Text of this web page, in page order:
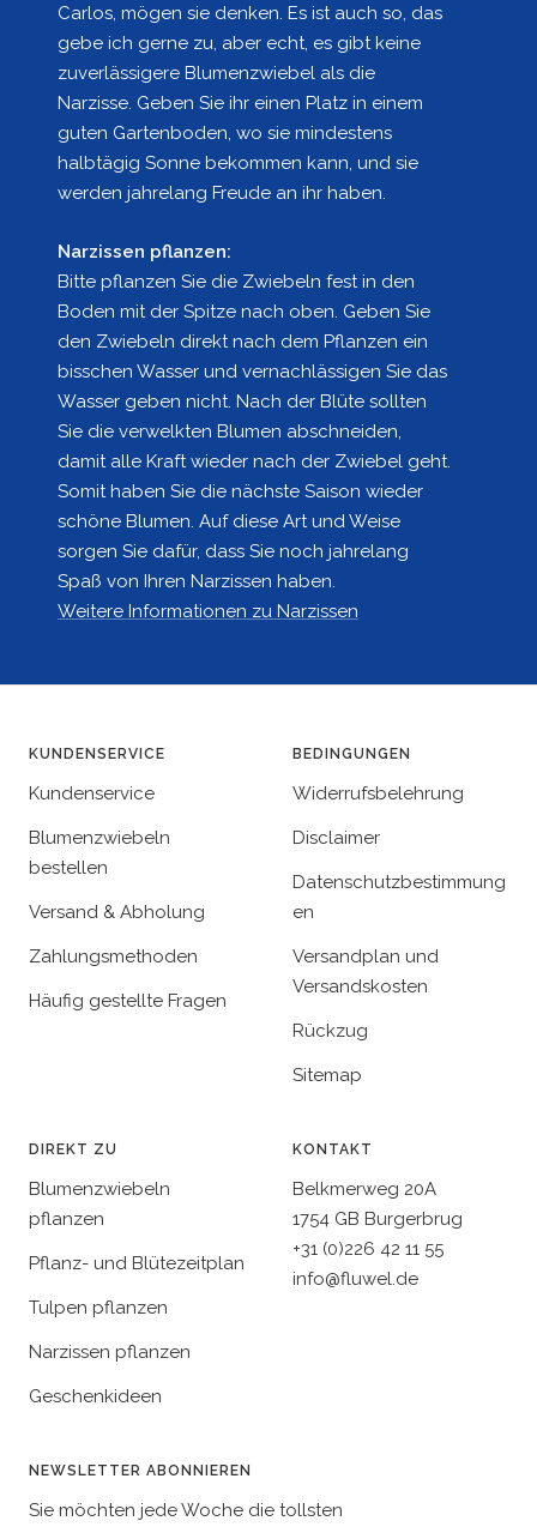
Carlos, mögen sie denken. Es ist auch so, das
gebe ich gerne zu, aber echt, es gibt keine
zuverlässigere Blumenzwiebel als die
Narzisse. Geben Sie ihr einen Platz in einem
guten Gartenboden, wo sie mindestens
halbtägig Sonne bekommen kann, und sie
werden jahrelang Freude an ihr haben.
Narzissen pflanzen:
Bitte pflanzen Sie die Zwiebeln fest in den
Boden mit der Spitze nach oben. Geben Sie
den Zwiebeln direkt nach dem Pflanzen ein
bisschen Wasser und vernachlässigen Sie das
Wasser geben nicht. Nach der Blüte sollten
Sie die verwelkten Blumen abschneiden,
damit alle Kraft wieder nach der Zwiebel geht.
Somit haben Sie die nächste Saison wieder
schöne Blumen. Auf diese Art und Weise
sorgen Sie dafür, dass Sie noch jahrelang
Spaß von Ihren Narzissen haben.
Weitere Informationen zu Narzissen
KUNDENSERVICE
Kundenservice
Blumenzwiebeln
bestellen
Versand & Abholung
Zahlungsmethoden
Häufig gestellte Fragen
BEDINGUNGEN
Widerrufsbelehrung
Disclaimer
Datenschutzbestimmung
en
Versandplan und
Versandskosten
Rückzug
Sitemap
DIREKT ZU
Blumenzwiebeln
pflanzen
Pflanz- und Blütezeitplan
Tulpen pflanzen
Narzissen pflanzen
Geschenkideen
KONTAKT
Belkmerweg 20A
1754 GB Burgerbrug
+31 (0)226 42 11 55
info@fluwel.de
NEWSLETTER ABONNIEREN
Sie möchten jede Woche die tollsten